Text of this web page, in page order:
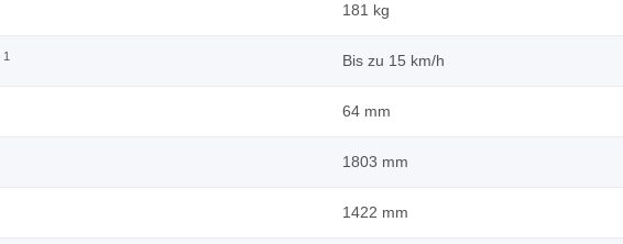
181 kg
1 Bis zu 15 km/h
64 mm
1803 mm
1422 mm